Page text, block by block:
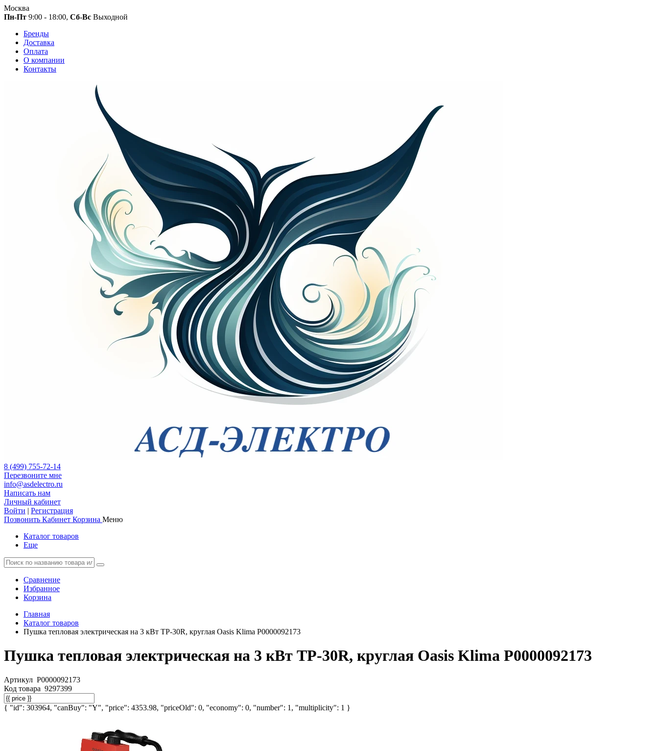
Москва
Пн-Пт 9:00 - 18:00, Сб-Вс Выходной
Бренды
Доставка
Оплата
О компании
Контакты
8 (499) 755-72-14
Перезвоните мне
info@asdelectro.ru
Написать нам
Личный кабинет
Войти | Регистрация
Позвонить Кабинет Корзина Меню
Каталог товаров
Еще
Сравнение
Избранное
Корзина
Главная
Каталог товаров
Пушка тепловая электрическая на 3 кВт TP-30R, круглая Oasis Klima Р0000092173
Пушка тепловая электрическая на 3 кВт TP-30R, круглая Oasis Klima Р0000092173
Артикул Р0000092173
Код товара 9297399
{ "id": 303964, "canBuy": "Y", "price": 4353.98, "priceOld": 0, "economy": 0, "number": 1, "multiplicity": 1 }